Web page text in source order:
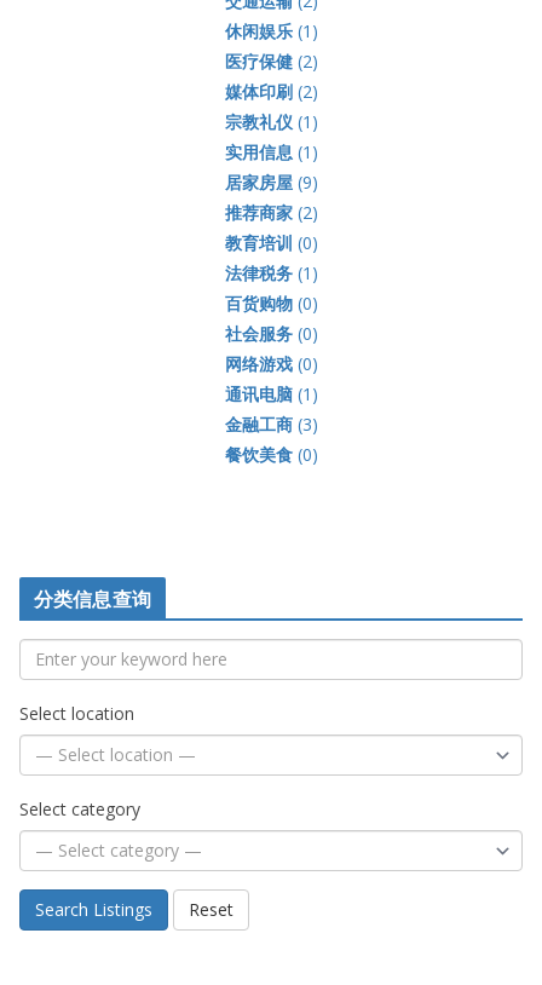
休闲娱乐(1)
医疗保健(2)
媒体印刷(2)
宗教礼仪(1)
实用信息 (1)
居家房屋(9)
推荐商家(2)
教育培训 (0)
法律税务(1)
百货购物(0)
社会服务(0)
网络游戏(0)
通讯电脑(1)
金融工商(3)
餐饮美食(0)
分类信息查询
Select location
Select category
Search Listings Reset